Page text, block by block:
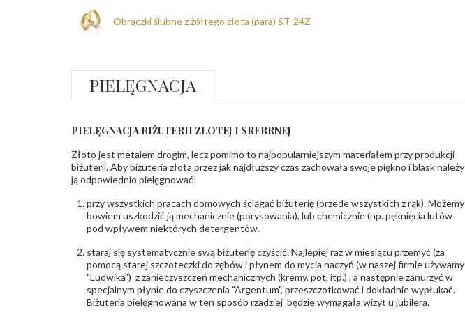
Obrączki ślubne z żółtego złota (para) ST-24Z
PIELĘGNACJA
PIELĘGNACJA BIŻUTERII ZŁOTEJ I SREBRNEJ
Złoto jest metalem drogim, lecz pomimo to najpopularniejszym materiałem przy produkcji
biżuterii. Aby biżuteria złota przez jak najdłuższy czas zachowała swoje piękno i blask należy
ją odpowiednio pielęgnować!
przy wszystkich pracach domowych ściągać biżuterię (przede wszystkich z rąk). Możemy
bowiem uszkodzić ją mechanicznie (porysowania), lub chemicznie (np. pęknięcia lutów
pod wpływem niektórych detergentów.
staraj się systematycznie swą biżuterię czyścić. Najlepiej raz w miesiącu przemyć (za
pomocą starej szczoteczki do zębów i płynem do mycia naczyń (w naszej firmie używamy
"Ludwika") z zanieczyszczeń mechanicznych (kremy, pot, itp.) , a następnie zanurzyć w
specjalnym płynie do czyszczenia "Argentum", przeszczotkować i dokładnie wypłukać.
Biżuteria pielęgnowana w ten sposób rzadziej będzie wymagała wizyt u jubilera.